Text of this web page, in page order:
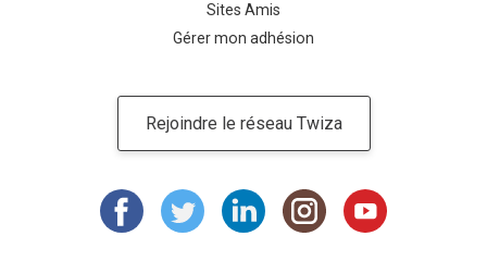
Sites Amis
Gérer mon adhésion
Rejoindre le réseau Twiza